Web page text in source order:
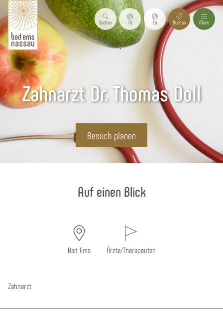
Suchen Nl En Buchen Menü
Zahnarzt Dr. Thomas Doll
Besuch planen
Auf einen Blick
Bad Ems Ärzte/Therapeuten
Zahnarzt